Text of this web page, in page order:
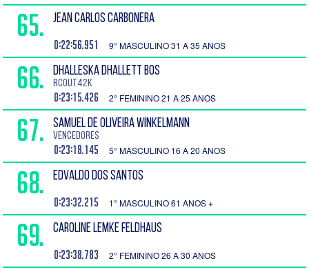
65. JEAN CARLOS CARBONERA
0:22:56.951 9° MASCULINO 31 A 35 ANOS
66. DHALLESKA DHALLETT BOS
RCOUT42K
0:23:15.426 2° FEMININO 21 A 25 ANOS
67. SAMUEL DE OLIVEIRA WINKELMANN
Vencedores
0:23:18.145 5° MASCULINO 16 A 20 ANOS
68. EDVALDO DOS SANTOS
0:23:32.215 1° MASCULINO 61 ANOS +
69. CAROLINE LEMKE FELDHAUS
0:23:38.783 2° FEMININO 26 A 30 ANOS